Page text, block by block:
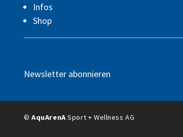
Infos
Shop
Newsletter abonnieren
©AquArenASport + Wellness AG